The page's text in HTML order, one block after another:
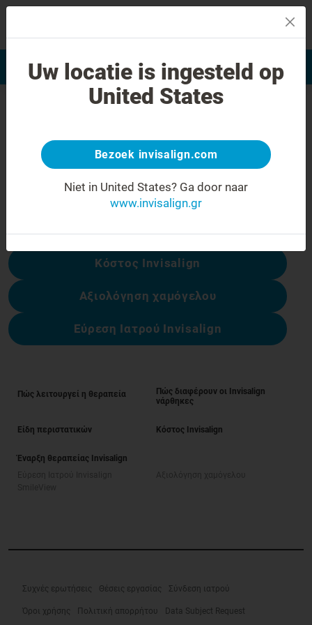
Αξιολόγηση χαμόγελου Εύρεση Ιατρού Invisalign
Σφάλμα 404
Γυρίστε την έκφραση προσώπου
ανάποδα
Αυτή η σελίδα δεν είναι διαθέσιμη, αλλά
Κόστος Invisalign
Αξιολόγηση χαμόγελου
Εύρεση Ιατρού Invisalign
Πώς λειτουργεί η θεραπεία
Πώς διαφέρουν οι Invisalign
νάρθηκες
Είδη περιστατικών Κόστος Invisalign
Έναρξη θεραπείας Invisalign
Συχνές ερωτήσεις Θέσεις εργασίας Σύνδεση ιατρού
Όροι χρήσης Πολιτική απορρήτου Data Subject Request
Uw locatie is ingesteld op
United States
Bezoek invisalign.com
Niet in United States? Ga door naar
www.invisalign.gr